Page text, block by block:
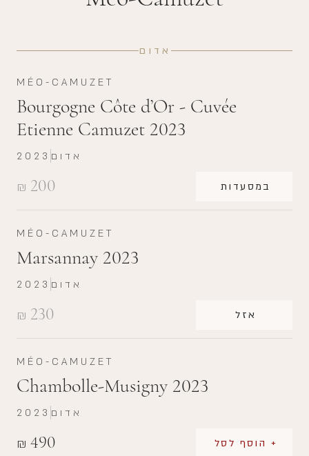
אדום
MÉO-CAMUZET
Bourgogne Côte d’Or - Cuvée
Etienne Camuzet 2023
₪ 200 במסעדות
2023 אדום
MÉO-CAMUZET
Marsannay 2023
₪ 230 אזל
2023 אדום
MÉO-CAMUZET
Chambolle-Musigny 2023
₪ 490 + הוסף לסל
2023 אדום